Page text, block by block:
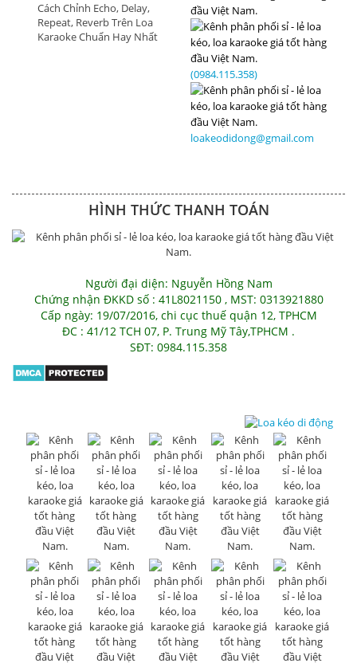
Cách Chỉnh Echo, Delay,
Repeat, Reverb Trên Loa
Karaoke Chuẩn Hay Nhất
(0984.115.358)
loakeodidong@gmail.com
HÌNH THỨC THANH TOÁN
Người đại diện: Nguyễn Hồng Nam
Chứng nhận ĐKKD số : 41L8021150 , MST: 0313921880
Cấp ngày: 19/07/2016, chi cục thuế quận 12, TPHCM
ĐC : 41/12 TCH 07, P. Trung Mỹ Tây,TPHCM .
SĐT: 0984.115.358